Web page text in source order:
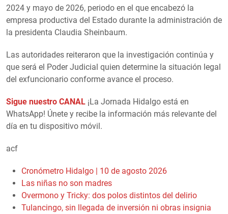
2024 y mayo de 2026, periodo en el que encabezó la
empresa productiva del Estado durante la administración de
la presidenta Claudia Sheinbaum.
Las autoridades reiteraron que la investigación continúa y
que será el Poder Judicial quien determine la situación legal
del exfuncionario conforme avance el proceso.
Sigue nuestro CANAL ¡La Jornada Hidalgo está en
WhatsApp! Únete y recibe la información más relevante del
día en tu dispositivo móvil.
acf
Cronómetro Hidalgo | 10 de agosto 2026
Las niñas no son madres
Overmono y Tricky: dos polos distintos del delirio
Tulancingo, sin llegada de inversión ni obras insignia